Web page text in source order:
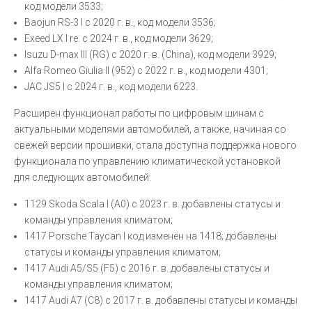
код модели 3533;
Baojun RS-3 I с 2020 г. в., код модели 3536;
Exeed LX I re. с 2024 г. в., код модели 3629;
Isuzu D-max III (RG) с 2020 г. в. (China), код модели 3929;
Alfa Romeo Giulia II (952) с 2022 г. в., код модели 4301;
JAC JS5 I с 2024 г. в., код модели 6223.
Расширен функционал работы по цифровым шинам с
актуальными моделями автомобилей, а также, начиная со
свежей версии прошивки, стала доступна поддержка нового
функционала по управлению климатической установкой
для следующих автомобилей:
1129 Skoda Scala I (A0) с 2023 г. в. добавлены статусы и
команды управления климатом;
1417 Porsche Taycan I код изменён на 1418; добавлены
статусы и команды управления климатом;
1417 Audi A5/S5 (F5) с 2016 г. в. добавлены статусы и
команды управления климатом;
1417 Audi А7 (C8) с 2017 г. в. добавлены статусы и команды